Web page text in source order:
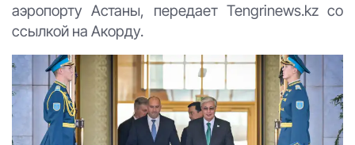
аэропорту Астаны, передает Tengrinews.kz со
ссылкой на Акорду.